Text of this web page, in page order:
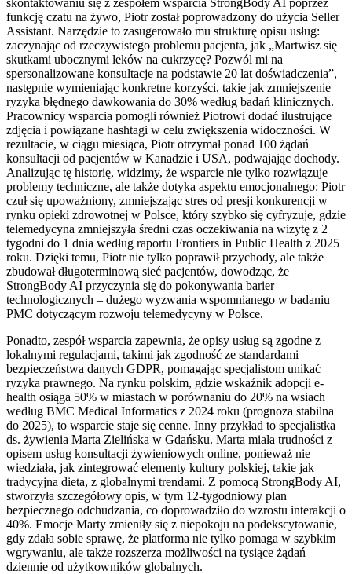
funkcję czatu na żywo, Piotr został poprowadzony do użycia Seller
Assistant. Narzędzie to zasugerowało mu strukturę opisu usług:
zaczynając od rzeczywistego problemu pacjenta, jak „Martwisz się
skutkami ubocznymi leków na cukrzycę? Pozwól mi na
spersonalizowane konsultacje na podstawie 20 lat doświadczenia”,
następnie wymieniając konkretne korzyści, takie jak zmniejszenie
ryzyka błędnego dawkowania do 30% według badań klinicznych.
Pracownicy wsparcia pomogli również Piotrowi dodać ilustrujące
zdjęcia i powiązane hashtagi w celu zwiększenia widoczności. W
rezultacie, w ciągu miesiąca, Piotr otrzymał ponad 100 żądań
konsultacji od pacjentów w Kanadzie i USA, podwajając dochody.
Analizując tę historię, widzimy, że wsparcie nie tylko rozwiązuje
problemy techniczne, ale także dotyka aspektu emocjonalnego: Piotr
czuł się upoważniony, zmniejszając stres od presji konkurencji w
rynku opieki zdrowotnej w Polsce, który szybko się cyfryzuje, gdzie
telemedycyna zmniejszyła średni czas oczekiwania na wizytę z 2
tygodni do 1 dnia według raportu Frontiers in Public Health z 2025
roku. Dzięki temu, Piotr nie tylko poprawił przychody, ale także
zbudował długoterminową sieć pacjentów, dowodząc, że
StrongBody AI przyczynia się do pokonywania barier
technologicznych – dużego wyzwania wspomnianego w badaniu
PMC dotyczącym rozwoju telemedycyny w Polsce.
Ponadto, zespół wsparcia zapewnia, że opisy usług są zgodne z
lokalnymi regulacjami, takimi jak zgodność ze standardami
bezpieczeństwa danych GDPR, pomagając specjalistom unikać
ryzyka prawnego. Na rynku polskim, gdzie wskaźnik adopcji e-
health osiąga 50% w miastach w porównaniu do 20% na wsiach
według BMC Medical Informatics z 2024 roku (prognoza stabilna
do 2025), to wsparcie staje się cenne. Inny przykład to specjalistka
ds. żywienia Marta Zielińska w Gdańsku. Marta miała trudności z
opisem usług konsultacji żywieniowych online, ponieważ nie
wiedziała, jak zintegrować elementy kultury polskiej, takie jak
tradycyjna dieta, z globalnymi trendami. Z pomocą StrongBody AI,
stworzyła szczegółowy opis, w tym 12-tygodniowy plan
bezpiecznego odchudzania, co doprowadziło do wzrostu interakcji o
40%. Emocje Marty zmieniły się z niepokoju na podekscytowanie,
gdy zdała sobie sprawę, że platforma nie tylko pomaga w szybkim
wgrywaniu, ale także rozszerza możliwości na tysiące żądań
dziennie od użytkowników globalnych.